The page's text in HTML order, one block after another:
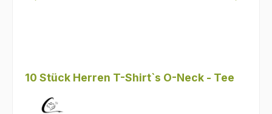
10 Stück Herren T-Shirt`s O-Neck - Tee